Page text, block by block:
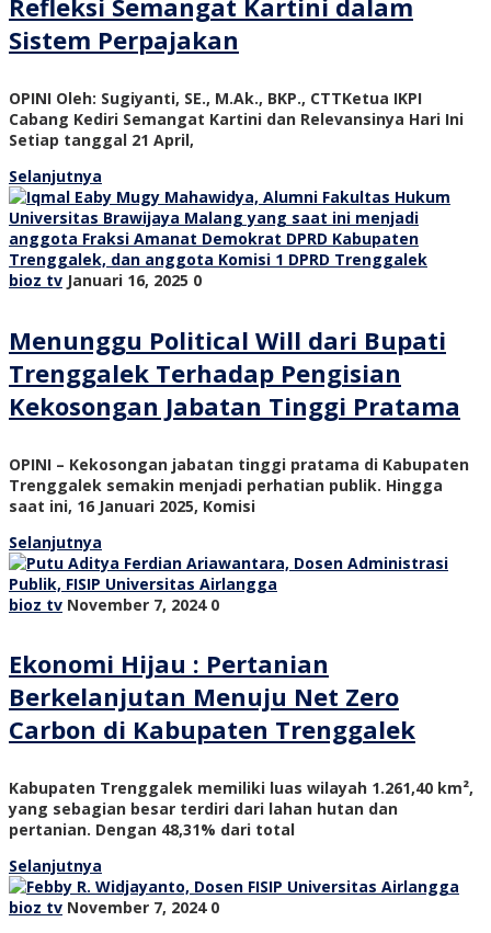
Refleksi Semangat Kartini dalam
Sistem Perpajakan
OPINI Oleh: Sugiyanti, SE., M.Ak., BKP., CTTKetua IKPI
Cabang Kediri Semangat Kartini dan Relevansinya Hari Ini
Setiap tanggal 21 April,
Selanjutnya
bioz tv Januari 16, 2025 0
Menunggu Political Will dari Bupati
Trenggalek Terhadap Pengisian
Kekosongan Jabatan Tinggi Pratama
OPINI – Kekosongan jabatan tinggi pratama di Kabupaten
Trenggalek semakin menjadi perhatian publik. Hingga
saat ini, 16 Januari 2025, Komisi
Selanjutnya
bioz tv November 7, 2024 0
Ekonomi Hijau : Pertanian
Berkelanjutan Menuju Net Zero
Carbon di Kabupaten Trenggalek
Kabupaten Trenggalek memiliki luas wilayah 1.261,40 km²,
yang sebagian besar terdiri dari lahan hutan dan
pertanian. Dengan 48,31% dari total
Selanjutnya
bioz tv November 7, 2024 0